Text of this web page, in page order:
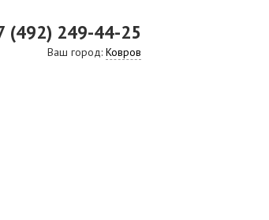
(492) 249-44-25
Ваш город: Ковров